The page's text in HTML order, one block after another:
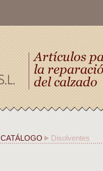
CATÁLOGO Disolventes